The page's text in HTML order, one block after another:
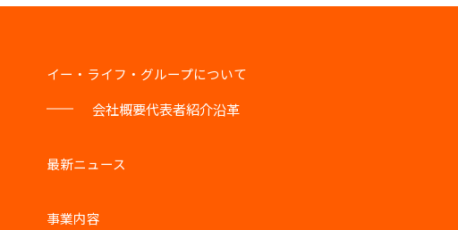
イー・ライフ・グループについて
会社概要代表者紹介沿革
最新ニュース
事業内容